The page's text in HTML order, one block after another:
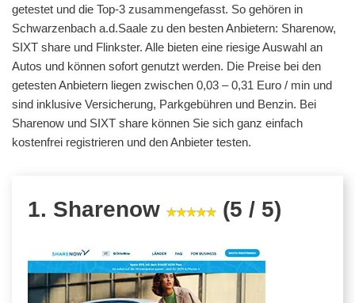
getestet und die Top-3 zusammengefasst. So gehören in
Schwarzenbach a.d.Saale zu den besten Anbietern: Sharenow,
SIXT share und Flinkster. Alle bieten eine riesige Auswahl an
Autos und können sofort genutzt werden. Die Preise bei den
getesten Anbietern liegen zwischen 0,03 – 0,31 Euro / min und
sind inklusive Versicherung, Parkgebühren und Benzin. Bei
Sharenow und SIXT share können Sie sich ganz einfach
kostenfrei registrieren und den Anbieter testen.
1. Sharenow (5 / 5)